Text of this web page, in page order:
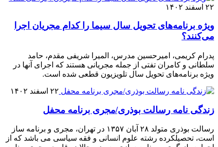
۲۲ اسفند ۱۴۰۲
ویژه برنامه‌های تحویل سال سیما را کدام مجریان اجرا
می‌کنند؟
پدرام کریمی، امیرحسین مدرس، المیرا شریفی مقدم، حامد
سلطانی و کامران تفتی از جمله مجریانی هستند که اجرای‌ آنها در
ویژه برنامه‌های تحویل سال تلویزیون قطعی شده است.
۲۲ اسفند ۱۴۰۲
زندگی نامه رسالت بوذری/مجری برنامه محفل
رسالت بوذری متولد ۲۸ آبان ۱۳۵۷ در تهران، مجری و برنامه ساز
است، تحصیلکرده رشته علوم انسانی و فقه سیاسی می باشد که از